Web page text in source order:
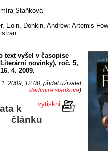
Staňková
Eoin, Donkin, Andrew: Artemis
stran.
text vyšel v časopise
novinky), roč. 5,
4. 2009.
1. 2009, 12:00, přidal uživatel
vladimira.stankova)
vytiskni
k
článku